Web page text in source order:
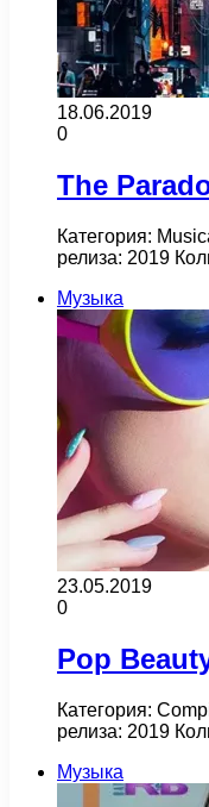
18.06.2019
0
The
Категория:
релиза: 2019
Музыка
23.05.2019
0
Pop
Категория:
релиза: 2019
Музыка